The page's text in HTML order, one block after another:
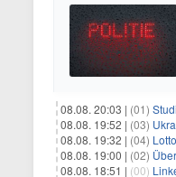
08.08. 20:03 | (01)
08.08. 19:52 | (03)
08.08. 19:32 | (04)
08.08. 19:00 | (02)
08.08. 18:51 | (00)